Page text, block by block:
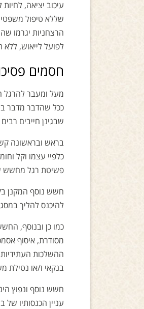
עיכוב יציאה,
שללא טיפול
הרצחניות יגרמו
לפועל לייאוש, ללא
חסמים
מעל ומעבר להרגל
ככל שהדבר מדבר
שבגינן חייבים
בראש ובראשונה
כלפיי עצמו וקל
פשיטת רגל מחשש
חשש נוסף המקנן
להיכנס להליך
כמו כן ובנוסף,
מסודרת, איסוף
בנקאי ו/או נטילת
חשש נוסף ונפוץ
עניין הכנסותיו